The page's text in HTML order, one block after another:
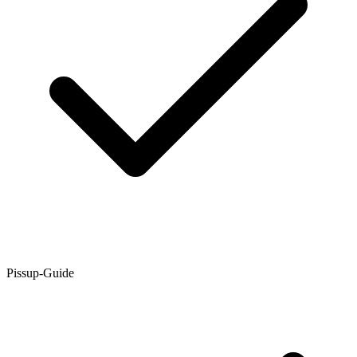
Pissup-Guide